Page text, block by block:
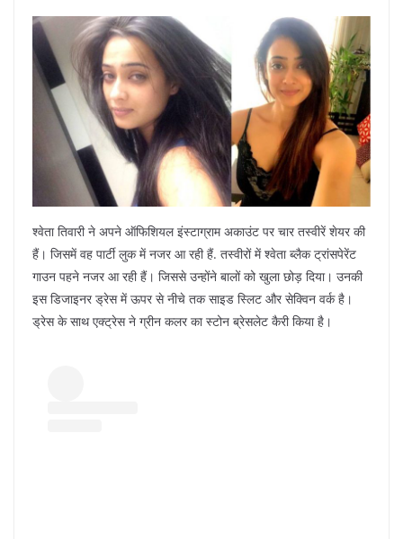
श्वेता तिवारी ने अपने ऑफिशियल इंस्टाग्राम अकाउंट पर चार तस्वीरें शेयर की
हैं। जिसमें वह पार्टी लुक में नजर आ रही हैं. तस्वीरों में श्वेता ब्लैक ट्रांसपेरेंट
गाउन पहने नजर आ रही हैं। जिससे उन्होंने बालों को खुला छोड़ दिया। उनकी
इस डिजाइनर ड्रेस में ऊपर से नीचे तक साइड स्लिट और सेक्विन वर्क है।
ड्रेस के साथ एक्ट्रेस ने ग्रीन कलर का स्टोन ब्रेसलेट कैरी किया है।